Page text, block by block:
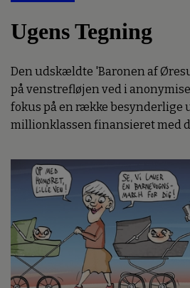
Ugens Tegning
Den udskældte 'Baronen af
på venstrefløjen ved i
fokus på en række besynderlige
millionklassen finansieret med